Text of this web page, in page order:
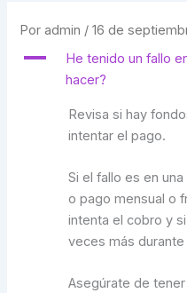
Poradmin /16 de
A
He tenido un fallo
hacer?
Revisa si hay
intentar el pago.
Si el fallo es en
o pago mensual o
intenta el cobro y
veces más
Asegúrate de